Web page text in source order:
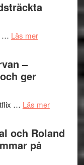
grönaste
gräset
en
hjärtevarm
… Läs merom
–
Delvis
bortom
–
ger
… Läs merom
–
och Roland
på